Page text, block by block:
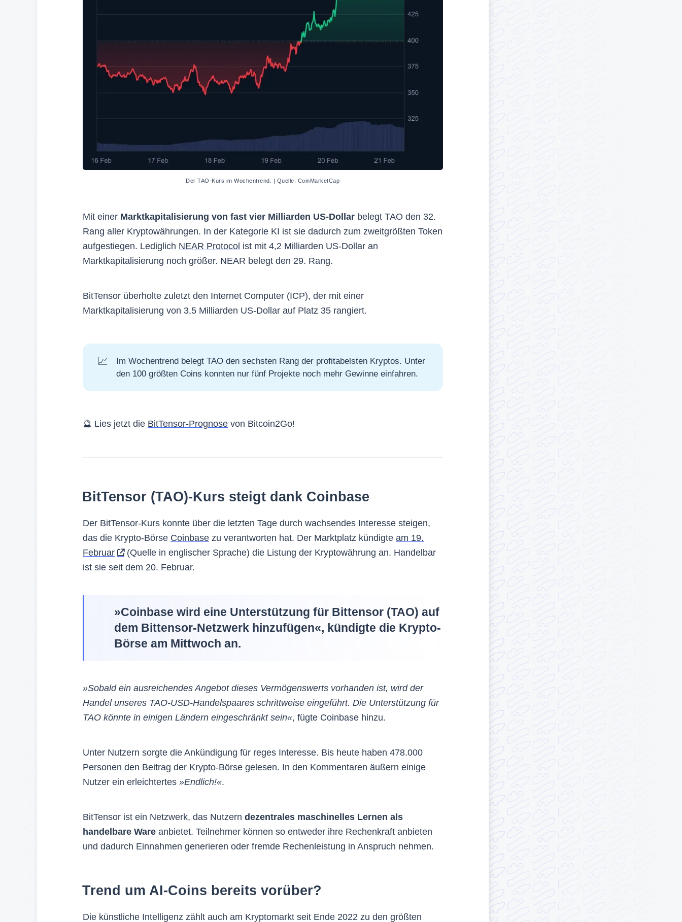
Der TAO-Kurs im Wochentrend. | Quelle: CoinMarketCap
Mit einer Marktkapitalisierung von fast vier Milliarden US-Dollar belegt TAO den 32.
Rang aller Kryptowährungen. In der Kategorie KI ist sie dadurch zum zweitgrößten Token
aufgestiegen. Lediglich NEAR Protocol ist mit 4,2 Milliarden US-Dollar an
Marktkapitalisierung noch größer. NEAR belegt den 29. Rang.
BitTensor überholte zuletzt den Internet Computer (ICP), der mit einer
Marktkapitalisierung von 3,5 Milliarden US-Dollar auf Platz 35 rangiert.
📈
Im Wochentrend belegt TAO den sechsten Rang der profitabelsten Kryptos. Unter
den 100 größten Coins konnten nur fünf Projekte noch mehr Gewinne einfahren.
🔮 Lies jetzt die BitTensor-Prognose von Bitcoin2Go!
BitTensor (TAO)-Kurs steigt dank Coinbase
Der BitTensor-Kurs konnte über die letzten Tage durch wachsendes Interesse steigen,
das die Krypto-Börse Coinbase zu verantworten hat. Der Marktplatz kündigte am 19.
Februar
(Quelle in englischer Sprache) die Listung der Kryptowährung an. Handelbar
ist sie seit dem 20. Februar.
»Coinbase wird eine Unterstützung für Bittensor (TAO) auf
dem Bittensor-Netzwerk hinzufügen«, kündigte die Krypto-
Börse am Mittwoch an.
»Sobald ein ausreichendes Angebot dieses Vermögenswerts vorhanden ist, wird der
Handel unseres TAO-USD-Handelspaares schrittweise eingeführt. Die Unterstützung für
TAO könnte in einigen Ländern eingeschränkt sein«, fügte Coinbase hinzu.
Unter Nutzern sorgte die Ankündigung für reges Interesse. Bis heute haben 478.000
Personen den Beitrag der Krypto-Börse gelesen. In den Kommentaren äußern einige
Nutzer ein erleichtertes »Endlich!«.
BitTensor ist ein Netzwerk, das Nutzern dezentrales maschinelles Lernen als
handelbare Ware anbietet. Teilnehmer können so entweder ihre Rechenkraft anbieten
und dadurch Einnahmen generieren oder fremde Rechenleistung in Anspruch nehmen.
Trend um AI-Coins bereits vorüber?
Die künstliche Intelligenz zählt auch am Kryptomarkt seit Ende 2022 zu den größten